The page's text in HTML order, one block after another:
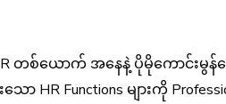
တစ်ယောက် အနေနဲ့ ပိုမိုကောင်း
Functions များကို